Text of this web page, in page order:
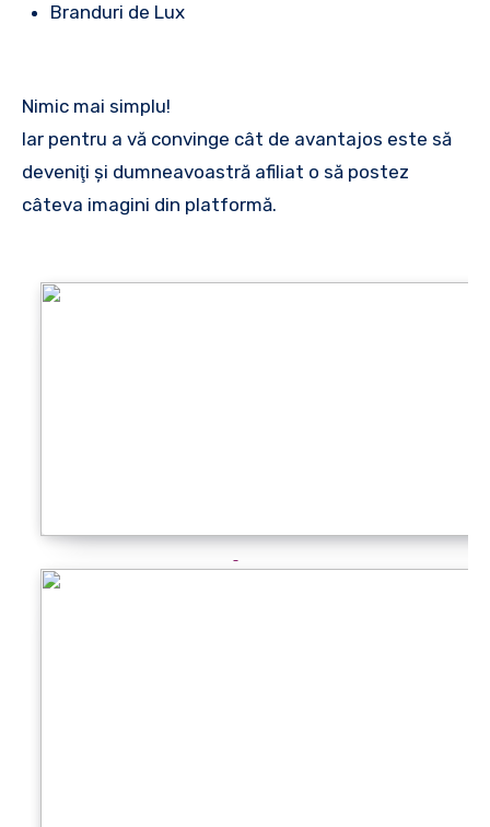
Branduri de Lux
Nimic mai simplu!
Iar pentru a vă convinge cât de avantajos este să
deveniţi şi dumneavoastră afiliat o să postez
câteva imagini din platformă.